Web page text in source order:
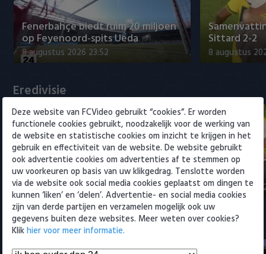
VVV Venlo
Willem II
Fenerbahçe biedt ruim 20 miljoen
op Feyenoord-spits Ueda
8 augustus 2026 23:52
Sittard 2-2
8 augustus
Eredivisie
Fenerbahçe biedt ruim 20 miljoen
op Feyenoord-spits Ueda
8 augustus 2026 23:52
Sittard 2-2
8 augustus
Samenvattingen Eredivisie
Deze website van FCVideo gebruikt “cookies”. Er worden
functionele cookies gebruikt, noodzakelijk voor de werking van
de website en statistische cookies om inzicht te krijgen in het
gebruik en effectiviteit van de website. De website gebruikt
ook advertentie cookies om advertenties af te stemmen op
uw voorkeuren op basis van uw klikgedrag. Tenslotte worden
via de website ook social media cookies geplaatst om dingen te
kunnen ‘liken’ en ‘delen’. Advertentie- en social media cookies
zijn van derde partijen en verzamelen mogelijk ook uw
gegevens buiten deze websites. Meer weten over cookies?
Klikhier voor meer informatie.